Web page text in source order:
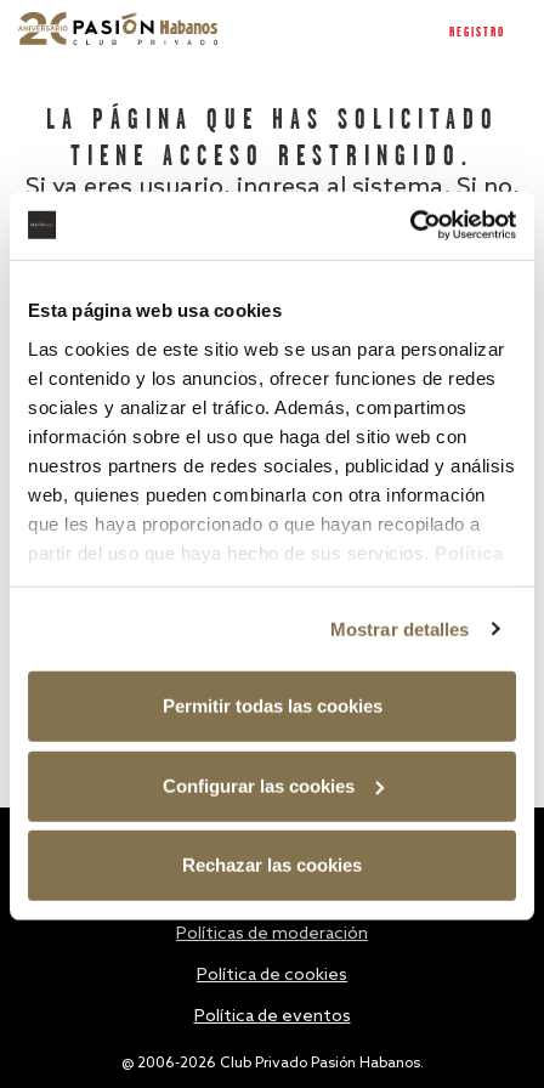
Esta página web usa cookies
Las cookies de este sitio web se usan para personalizar
el contenido y los anuncios, ofrecer funciones de redes
sociales y analizar el tráfico. Además, compartimos
información sobre el uso que haga del sitio web con
nuestros partners de redes sociales, publicidad y análisis
web, quienes pueden combinarla con otra información
que les haya proporcionado o que hayan recopilado a
partir del uso que haya hecho de sus servicios. Política
Mostrar detalles
Permitir todas las cookies
Configurar las cookies
Rechazar las cookies
REGISTRO
LA PÁGINA QUE HAS SOLICITADO
TIENE ACCESO RESTRINGIDO.
Si ya eres usuario, ingresa al sistema. Si no,
¿Has olvidado tu contraseña?
@ 2006-2026 Club Privado Pasión Habanos.
Políticas de moderación
Política de cookies
Política de eventos